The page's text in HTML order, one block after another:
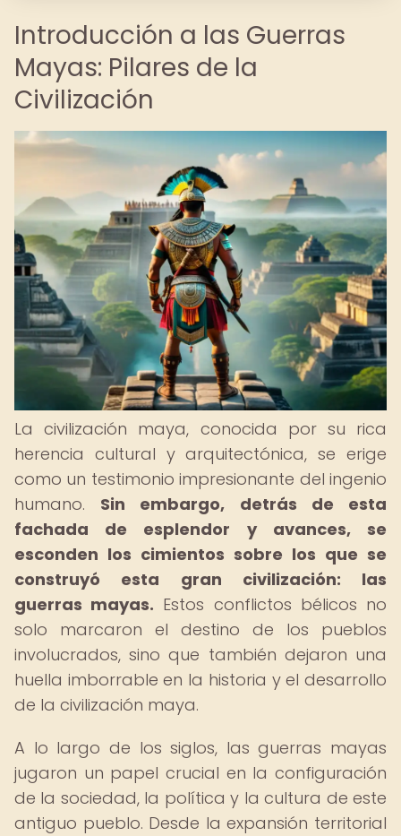
Introducción a las Guerras
Mayas: Pilares de la
Civilización
La civilización maya, conocida por su rica
herencia cultural y arquitectónica, se erige
como un testimonio impresionante del ingenio
humano. Sin embargo, detrás de esta
fachada de esplendor y avances, se
esconden los cimientos sobre los que se
construyó esta gran civilización: las
guerras mayas. Estos conflictos bélicos no
solo marcaron el destino de los pueblos
involucrados, sino que también dejaron una
huella imborrable en la historia y el desarrollo
de la civilización maya.
A lo largo de los siglos, las guerras mayas
jugaron un papel crucial en la configuración
de la sociedad, la política y la cultura de este
antiguo pueblo. Desde la expansión territorial